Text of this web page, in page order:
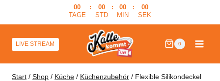
00
TAGE
:
00
STD
:
00
MIN
:
00
SEK
LIVE STREAM 0
Start / Shop / Küche / Küchenzubehör / Flexible Silikondeckel